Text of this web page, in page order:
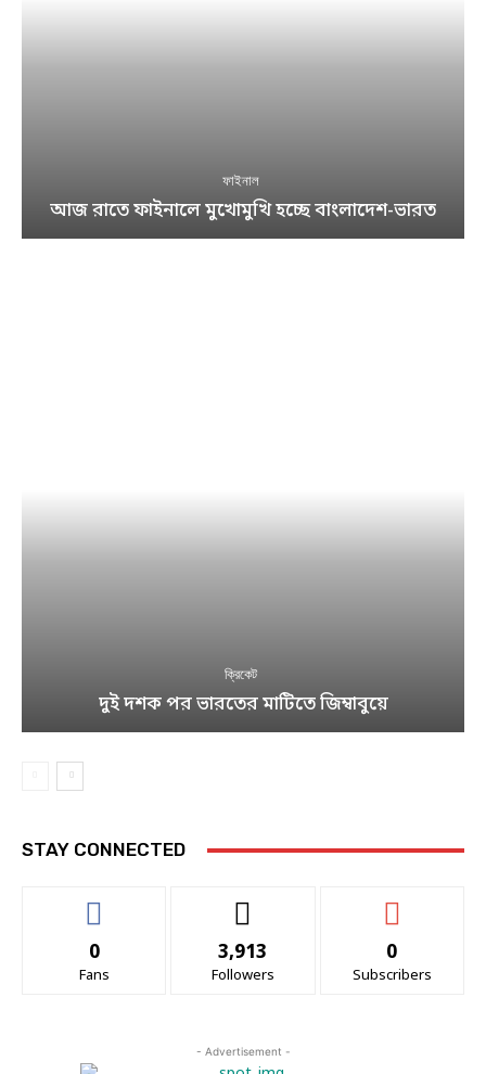
ফাইনাল
আজ রাতে ফাইনালে মুখোমুখি হচ্ছে বাংলাদেশ-ভারত
ক্রিকেট
দুই দশক পর ভারতের মাটিতে জিম্বাবুয়ে
STAY CONNECTED
0
Fans
3,913
Followers
0
Subscribers
- Advertisement -